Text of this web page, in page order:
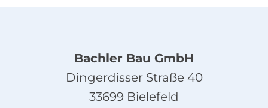
Bachler Bau GmbH
Dingerdisser Straße 40
33699 Bielefeld